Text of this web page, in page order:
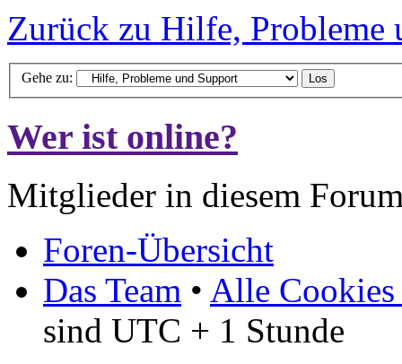
Zurück zu Hilfe, Probleme
Gehe zu:
Wer ist online?
Mitglieder in diesem
Foren-Übersicht
Das Team • Alle Cookies
sind UTC + 1 Stunde